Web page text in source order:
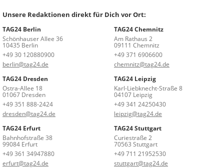
Unsere Redaktionen direkt für Dich vor Ort:
TAG24 Berlin
Schönhauser Allee 36
10435 Berlin
+49 30 120880900
berlin@tag24.de
TAG24 Chemnitz
Am Rathaus 2
09111 Chemnitz
+49 371 6906600
chemnitz@tag24.de
TAG24 Dresden
Ostra-Allee 18
01067 Dresden
+49 351 888-2424
dresden@tag24.de
TAG24 Leipzig
Karl-Liebknecht-Straße 8
04107 Leipzig
+49 341 24250430
leipzig@tag24.de
TAG24 Erfurt
Bahnhofstraße 38
99084 Erfurt
+49 361 34947880
erfurt@tag24.de
TAG24 Stuttgart
Curiestraße 2
70563 Stuttgart
+49 711 21952530
stuttgart@tag24.de